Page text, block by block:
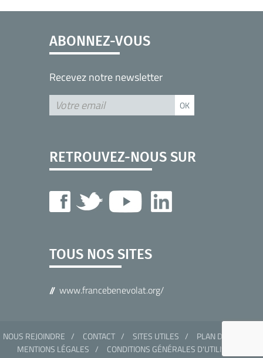
ABONNEZ-VOUS
Recevez notre newsletter
RETROUVEZ-NOUS SUR
TOUS NOS SITES
www.francebenevolat.org/
NOUS REJOINDRE CONTACT SITES UTILES
PLAN DU SITE
MENTIONS LÉGALES
CONDITIONS GÉNÉRALES D'UTILISATION